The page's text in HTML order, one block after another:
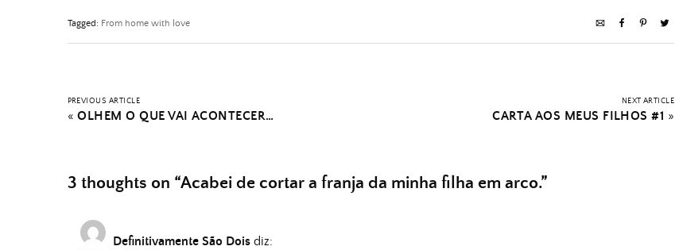
Tagged: From home with love
PREVIOUS ARTICLE
«OLHEM O QUE VAI ACONTECER…
NEXT ARTICLE
CARTA AOS MEUS FILHOS #1 »
3 thoughts on “Acabei de cortar a franja da minha filha em arco.”
Definitivamente São Dois diz: